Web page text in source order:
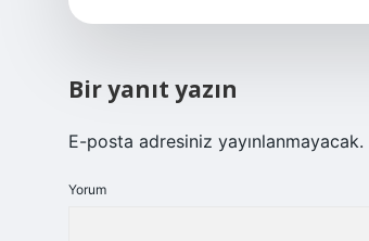
Bir yanıt yazın
E-posta adresiniz yayınlanmayacak.
Yorum